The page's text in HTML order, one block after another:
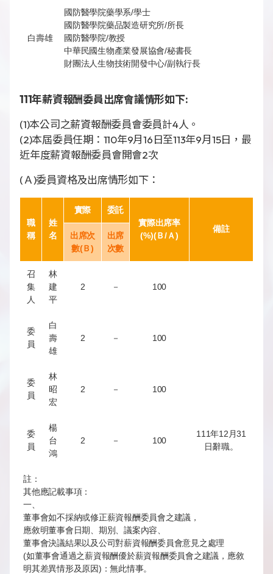
COA Download
公司治理
股東專區
白壽雄
國防醫學院藥學系/學士
國防醫學院藥品製造研究所/所長
國防醫學院/教授
中華民國生物產業發展協會/秘書長
財團法人生物技術開發中心/副執行長
111年薪資報酬委員出席會議情形如下:
(1)本公司之薪資報酬委員會委員計4人。
(2)本屆委員任期：110年9月16日至113年9月15日，最
近年度薪資報酬委員會開會2次
(Ａ)委員資格及出席情形如下：
職
稱
姓
名
實際
委託
實際出席率
(%)(Ｂ/Ａ)
備註
出席次
數(Ｂ)
出席
次數
召
集
人
林
建
平
2 － 100
委
員
白
壽
雄
2 － 100
委
員
林
昭
宏
2 － 100
委
員
楊
台
鴻
2 － 100
111年12月31
日辭職。
註：
其他應記載事項：
一、
董事會如不採納或修正薪資報酬委員會之建議，
應敘明董事會日期、期別、議案內容、
董事會決議結果以及公司對薪資報酬委員會意見之處理
(如董事會通過之薪資報酬優於薪資報酬委員會之建議，應敘
明其差異情形及原因)：無此情事。